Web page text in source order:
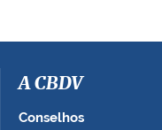
i
a
e
A CBDV
Conselhos